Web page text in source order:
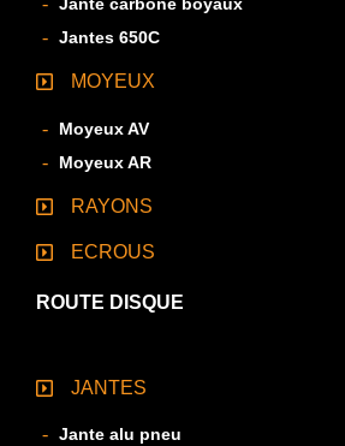
Jante carbone boyaux
Jantes 650C
MOYEUX
Moyeux AV
Moyeux AR
RAYONS
ECROUS
ROUTE DISQUE
JANTES
Jante alu pneu